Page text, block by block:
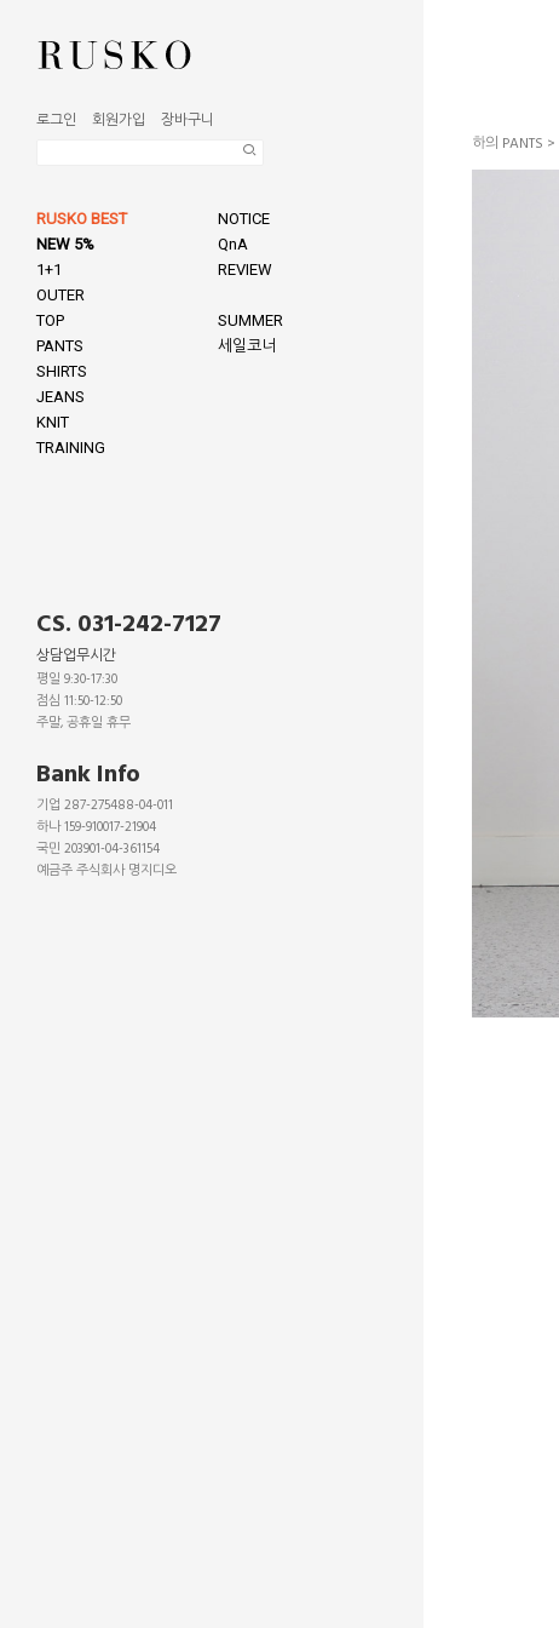
로그인 회원가입 장바구니
RUSKO BEST
NEW 5%
1+1
OUTER
TOP
PANTS
SHIRTS
JEANS
KNIT
TRAINING
NOTICE
QnA
REVIEW
SUMMER
세일코너
CS. 031-242-7127
상담업무시간
평일 9:30-17:30
점심 11:50-12:50
주말, 공휴일 휴무
Bank Info
기업 287-275488-04-011
하나 159-910017-21904
국민 203901-04-361154
예금주 주식회사 명지디오
하의 PANTS >